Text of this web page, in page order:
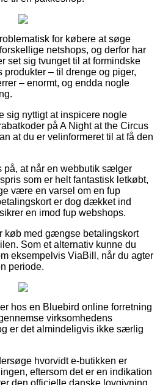
for købere at søge
netshops, og derfor har
set sig tvunget til at formindske
– til drenge og piger,
– enormt, og endda nogle
sig nyttigt at inspicere nogle
på A Night at the Circus
at du er velinformeret til at få den
på, at når en webbutik sælger
som er helt fantastisk letkøbt,
være en varsel om en fup
er dog dækket ind
en imod fup webshops.
køb med gængse betalingskort
Som et alternativ kunne du
eksempelvis ViaBill, når du agter
periode.
hos en Bluebird online forretning
virksomhedens
er det almindeligvis ikke særlig
hvorvidt e-butikken er
eftersom det er en indikation
den officielle danske lovgivning,